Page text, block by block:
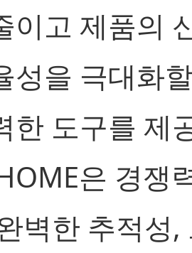
이고 제품의
성을 극대화
한 도구를 제
은 경쟁
벽한 추적성,